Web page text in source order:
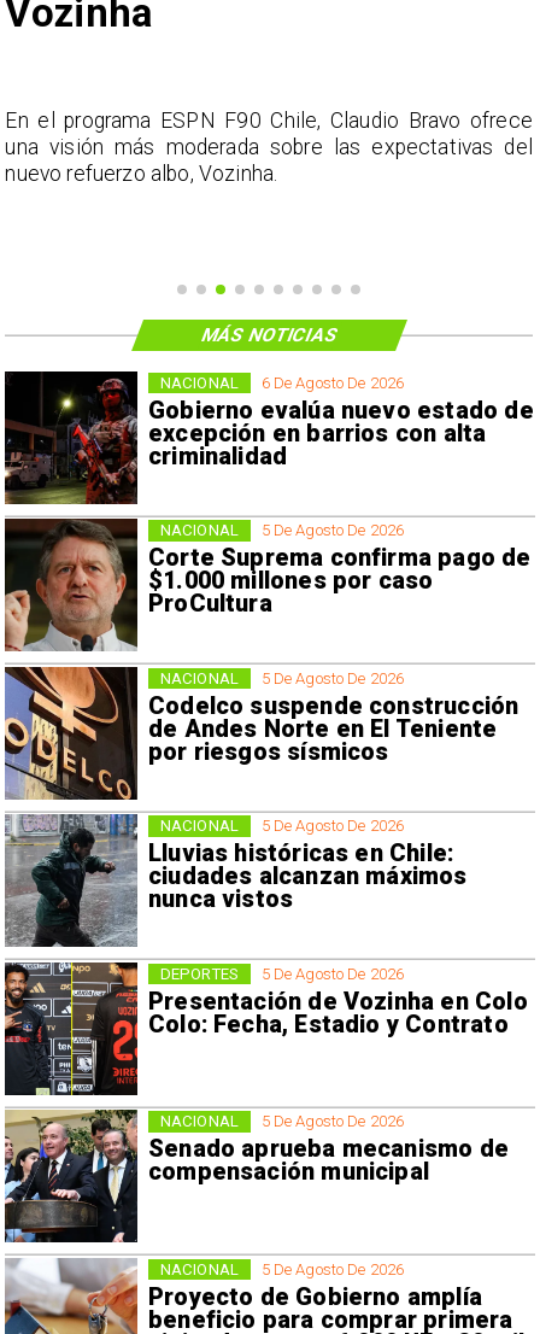
Chile, Claudio Bravo ofrece
sobre las expectativas del
La Mesa del Senado
remite el incidente a una
6 De Agosto De 2026
Gobierno evalúa nuevo estado de
excepción en barrios con alta
criminalidad
NACIONAL
5 De Agosto De 2026
Corte Suprema confirma pago de
$1.000 millones por caso
ProCultura
NACIONAL
5 De Agosto De 2026
Codelco suspende construcción
de Andes Norte en El Teniente
por riesgos sísmicos
NACIONAL
5 De Agosto De 2026
Lluvias históricas en Chile:
ciudades alcanzan máximos
nunca vistos
NACIONAL
5 De Agosto De 2026
Presentación de Vozinha en Colo
Colo: Fecha, Estadio y Contrato
DEPORTES
5 De Agosto De 2026
Senado aprueba mecanismo de
compensación municipal
NACIONAL
5 De Agosto De 2026
Proyecto de Gobierno amplía
beneficio para comprar primera
NACIONAL
MÁS NOTICIAS